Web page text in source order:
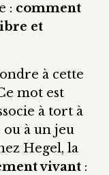
: comment
et
à cette
mot est
à tort à
à un jeu
Hegel, la
vivant :